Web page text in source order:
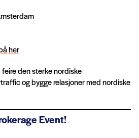
her
den sterke nordiske
og bygge relasjoner med nordiske
Event!